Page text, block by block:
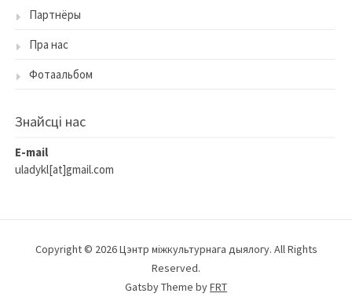
Партнёры
Пра нас
Фотаальбом
Знайсцi нас
E-mail
uladykl[at]gmail.com
Copyright © 2026 Цэнтр міжкультурнага дыялогу. All Rights
Reserved.
Gatsby Theme byFRT